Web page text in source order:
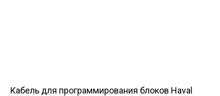
Кабель для программирования блоков Haval